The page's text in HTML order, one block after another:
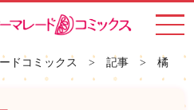
toggle
ドコミックス
> 記事 >
橘